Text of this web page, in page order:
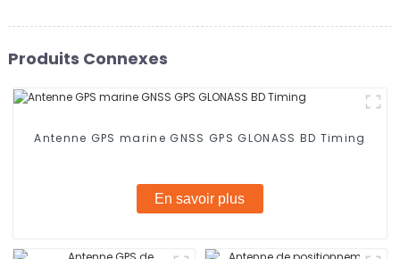
Produits Connexes
Antenne GPS marine GNSS GPS GLONASS BD Timing
En savoir plus